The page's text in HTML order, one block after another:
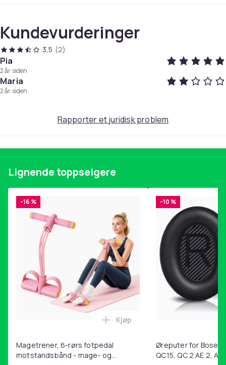
- Kan enkelt flyttes til en ny veske
Spesifikasjoner:
Farge: Svart
Materiale: Filt
Mål: 19 x 34 x 17 cm
Pakken Inneholder:
Black
Vekt, gram
402
Artikkel nr.
1c168918-ae76-469f-a120-4bd2e6ac9b63
Produktsikkerhetsinformasjon
Kundevurderinger
3,5 (2)
Pia
2 år siden
Maria
2 år siden
Rapporter et juridisk problem
Lignende toppselgere
-16 %
Magetrener, 6-rørs fotpedal
motstandsbånd - mage- og
Legg Magetrener, 6-rørs
Kjøp
-10 %
Øreputer for Bose
QC15, QC 2 AE 2, AE